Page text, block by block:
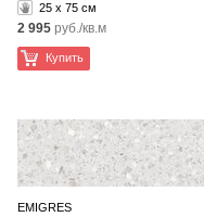
25 x 75 см
2 995 руб./кв.м
Купить
EMIGRES